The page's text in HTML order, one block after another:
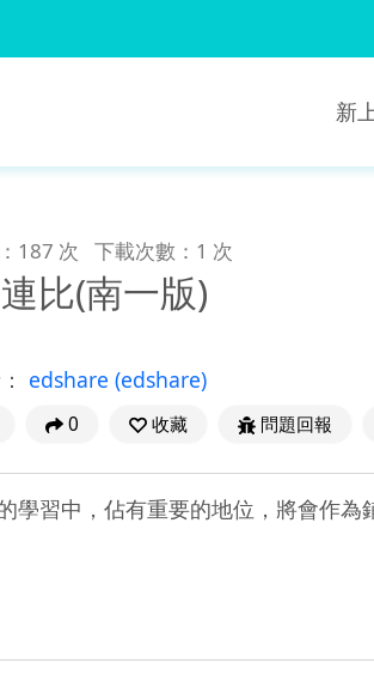
新
187 次 下載次數：1 次
比(南一版)
edshare (edshare)
0 收藏 問題回報
學習中，佔有重要的地位，將會作